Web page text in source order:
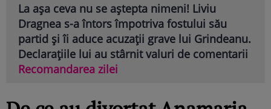
La așa ceva nu se aștepta nimeni! Liviu
Dragnea s-a întors împotriva fostului său
partid și îi aduce acuzații grave lui Grindeanu.
Declarațiile lui au stârnit valuri de comentarii
Recomandarea zilei